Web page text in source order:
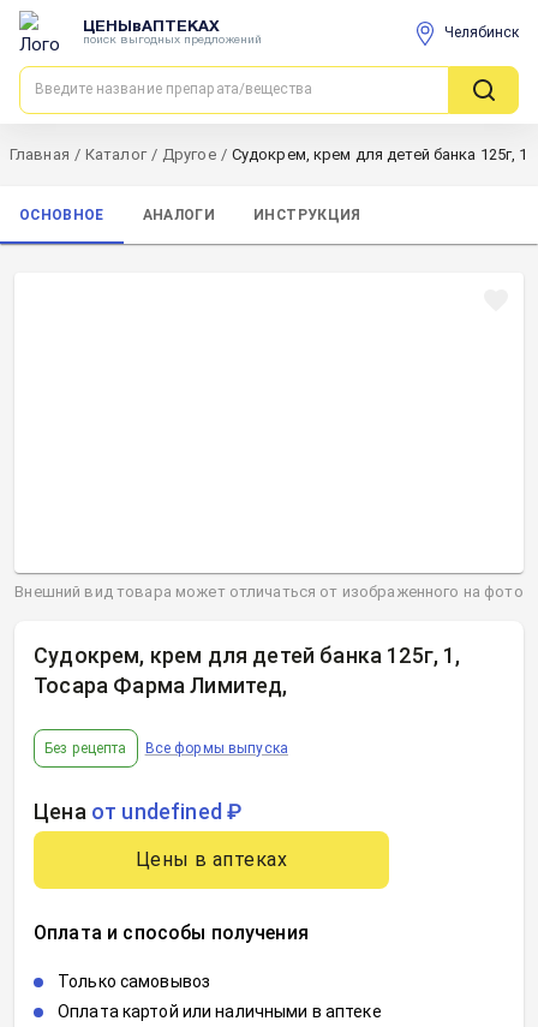
ЦЕНЫвАПТЕКАХ
поиск выгодных предложений Челябинск
Главная / Каталог / Другое / Судокрем, крем для детей банка 125г, 1
ОСНОВНОЕ АНАЛОГИ ИНСТРУКЦИЯ
Судокрем, крем для детей банка 125г, 1,
Тосара Фарма Лимитед,
Без рецепта Все формы выпуска
Цена от undefined ₽
Цены в аптеках
Оплата и способы получения
Только самовывоз
Оплата картой или наличными в аптеке
Внешний вид товара может отличаться от изображенного на фото